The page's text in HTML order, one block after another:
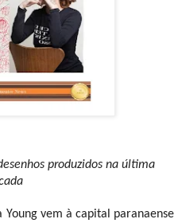
produzidos na última
vem à capital paranaense